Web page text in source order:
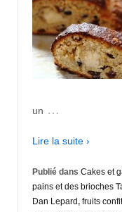
un …
Lire la suite ›
Publié dans Cakes et
pains et des brioches
Dan Lepard, fruits